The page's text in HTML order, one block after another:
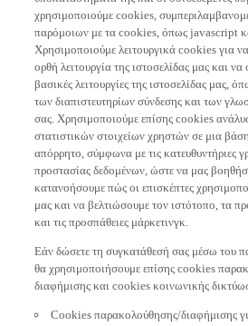
χρησιμοποιούμε cookies,
παρόμοιων με τα cookies, όπως javascript
Χρησιμοποιούμε λειτουργικά cookies για να
ορθή λειτουργία της ιστοσελίδας μας και να
βασικές λειτουργίες της ιστοσελίδας μας,
των διαπιστευτηρίων σύνδεσης και των
σας. Χρησιμοποιούμε επίσης cookies
στατιστικών στοιχείων χρηστών σε μια
απόρρητο, σύμφωνα με τις κατευθυντήριες
προστασίας δεδομένων, ώστε να μας
κατανοήσουμε πώς οι επισκέπτες
μας και να βελτιώσουμε τον ιστότοπο, τα
και τις προσπάθειες μάρκετινγκ.
Εάν δώσετε τη συγκατάθεσή σας μέσω του
θα χρησιμοποιήσουμε επίσης cookies
διαφήμισης και cookies κοινωνικής
Cookies παρακολούθησης/διαφήμισης